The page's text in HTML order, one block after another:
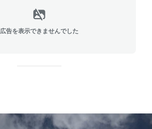
広告を表示できませんでした